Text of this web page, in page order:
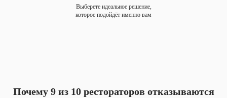
Выберете идеальное решение,
которое подойдёт именно вам
Почему 9 из 10 рестораторов отказываются